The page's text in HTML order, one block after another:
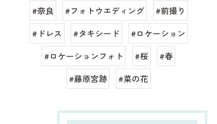
#奈良 #フォトウエディング
#前撮り
#ドレス
#タキシード
#ロケーション
#ロケーションフォト
#桜
#春
#藤原宮跡
#菜の花